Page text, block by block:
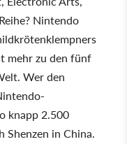
Nintendo
mehr zu den fünf
Wer den
knapp 2.500
Shenzen in China.